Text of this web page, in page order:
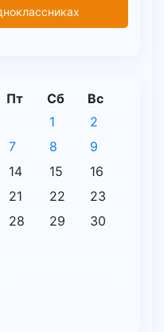
Пт Сб Вс
1
2
7 8
9
14 15
16
21 22
23
28 29
30